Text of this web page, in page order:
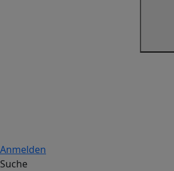
Anmelden
Suche